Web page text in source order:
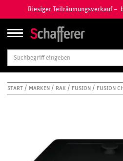
Riesiger Teilräumungsverkauf –
START MARKEN RAK FUSION FUSION